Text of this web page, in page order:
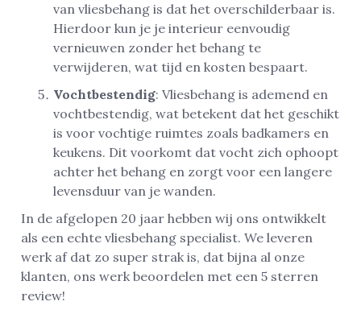
van vliesbehang is dat het overschilderbaar is.
Hierdoor kun je je interieur eenvoudig
vernieuwen zonder het behang te
verwijderen, wat tijd en kosten bespaart.
Vochtbestendig: Vliesbehang is ademend en
vochtbestendig, wat betekent dat het geschikt
is voor vochtige ruimtes zoals badkamers en
keukens. Dit voorkomt dat vocht zich ophoopt
achter het behang en zorgt voor een langere
levensduur van je wanden.
In de afgelopen 20 jaar hebben wij ons ontwikkelt
als een echte vliesbehang specialist. We leveren
werk af dat zo super strak is, dat bijna al onze
klanten, ons werk beoordelen met een 5 sterren
review!